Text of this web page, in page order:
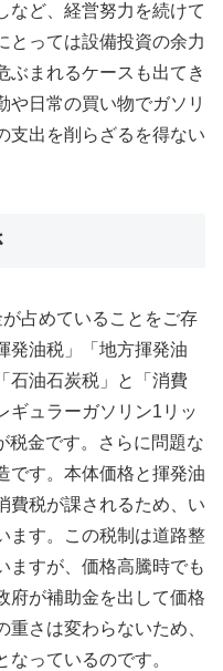
など、経営努力を続けて
とっては設備投資の余力
ぶまれるケースも出てき
や日常の買い物でガソリ
支出を削らざるを得ない
占めていることをご存
発油税」「地方揮発油
石油石炭税」と「消費
ギュラーガソリン1リッ
税金です。さらに問題な
です。本体価格と揮発油
費税が課されるため、い
ます。この税制は道路整
ますが、価格高騰時でも
府が補助金を出して価格
さは変わらないため、
っているのです。